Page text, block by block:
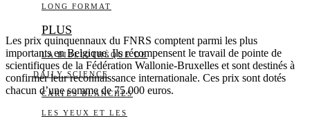
LONG FORMAT
PLUS
LA BIBLIOTHÈQUE DE
DAILY SCIENCE
CARTES BLANCHES
LES YEUX ET LES
Les prix quinquennaux du FNRS comptent parmi les plus
importants en Belgique. Ils récompensent le travail de pointe de
scientifiques de la Fédération Wallonie-Bruxelles et sont destinés à
confirmer leur reconnaissance internationale. Ces prix sont dotés
chacun d’une somme de 75.000 euros.